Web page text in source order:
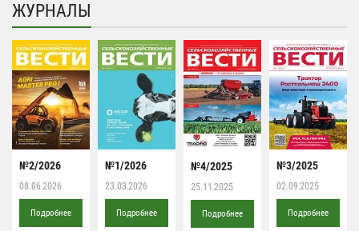
ЖУРНАЛЫ
№2/2026
08.06.2026
Подробнее
№1/2026
23.03.2026
Подробнее
№4/2025
25.11.2025
Подробнее
№3/2025
02.09.2025
Подробнее